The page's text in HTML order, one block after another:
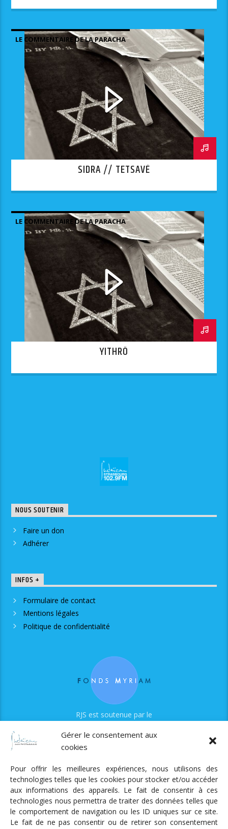
Gérer le consentement aux
cookies
Pour offrir les meilleures expériences, nous utilisons des
technologies telles que les cookies pour stocker et/ou accéder
aux informations des appareils. Le fait de consentir à ces
technologies nous permettra de traiter des données telles que
le comportement de navigation ou les ID uniques sur ce site.
Le fait de ne pas consentir ou de retirer son consentement
LE COMMENTAIRE DE LA PARACHA
SIDRA // TETSAVÉ
LE COMMENTAIRE DE LA PARACHA
YITHRÔ
NOUS SOUTENIR
Faire un don
Adhérer
INFOS +
Formulaire de contact
Mentions légales
Politique de confidentialité
RJS est soutenue par le
Radio Judaica Strasbourg
Tous droits réservés